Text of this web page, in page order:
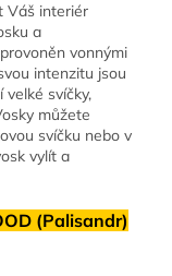
Váš interiér
a
vonnými
intenzitu jsou
velké svíčky,
můžete
svíčku nebo v
vylít a
(Palisandr)